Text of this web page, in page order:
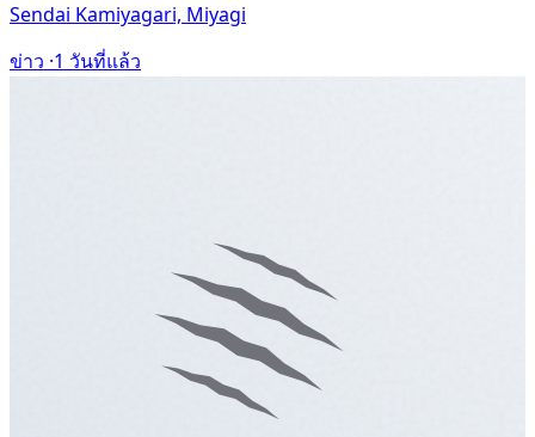
Sendai Kamiyagari, Miyagi
ข่าว ·1 วันที่แล้ว